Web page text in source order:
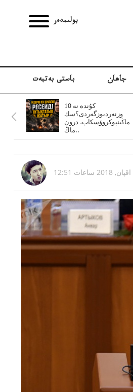
بولىمدەر
باستى بەتبەت جاھان
10 كۇندە نە
وزنەردىوزگەردى؟سك
ماڭىنپوكروۆسكاپ، درون
ماڭ..